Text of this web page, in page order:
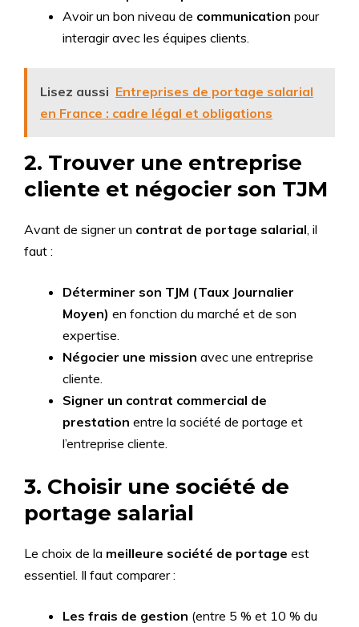
Avoir un bon niveau de communication pour
interagir avec les équipes clients.
Lisez aussi Entreprises de portage salarial
en France : cadre légal et obligations
2. Trouver une entreprise
cliente et négocier son TJM
Avant de signer un contrat de portage salarial, il
faut :
Déterminer son TJM (Taux Journalier
Moyen) en fonction du marché et de son
expertise.
Négocier une mission avec une entreprise
cliente.
Signer un contrat commercial de
prestation entre la société de portage et
l’entreprise cliente.
3. Choisir une société de
portage salarial
Le choix de la meilleure société de portage est
essentiel. Il faut comparer :
Les frais de gestion (entre 5 % et 10 % du